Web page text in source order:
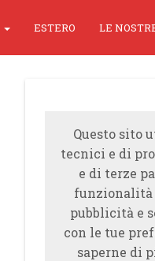
ESTERO LE
Questo sito
tecnici e di
e di terze
pubblicità e
con le tue
saperne di